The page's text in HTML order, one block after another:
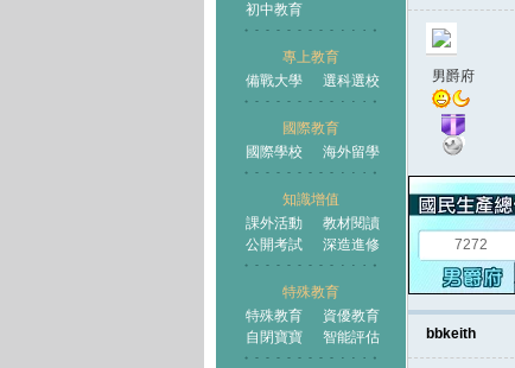
初中教育
專上教育
備戰大學
選科選校
國際教育
國際學校
海外留學
知識增值
課外活動
教材閱讀
公開考試
深造進修
特殊教育
特殊教育
資優教育
自閉寶寶
智能評估
男爵府
7272
bbkeith